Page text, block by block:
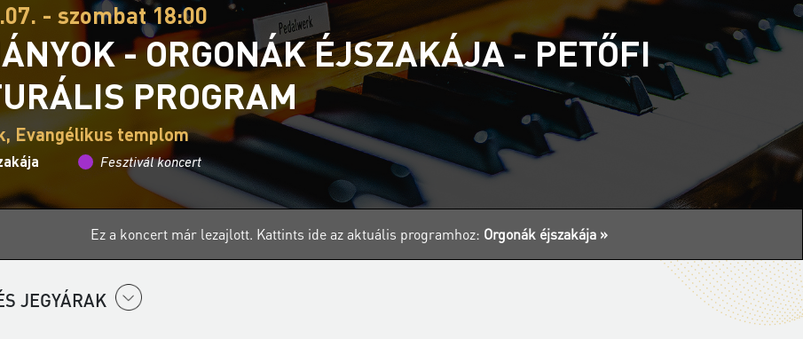
- szombat 18:00
- ORGONÁK ÉJSZAKÁJA - PETŐFI
PROGRAM
Evangélikus templom
Fesztivál koncert
Ez a koncert már lezajlott. Kattints ide az aktuális programhoz: Orgonák éjszakája »
JEGYÁRAK